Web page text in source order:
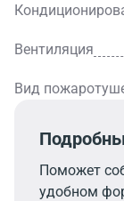
Вентиляция
Вид
Поможет
удобном